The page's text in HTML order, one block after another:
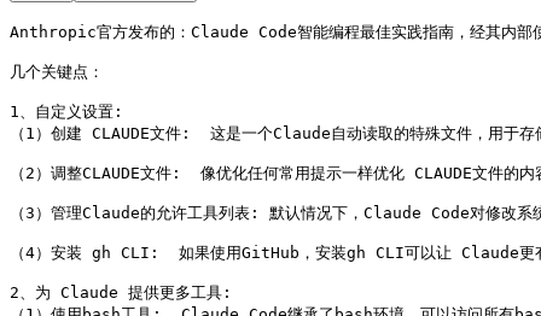
Anthropic官方发布的：Claude Code智能编程最佳实践指南，经其内部
几个关键点：
1、自定义设置:
（1）创建 CLAUDE文件:  这是一个Claude自动读取的特殊文件，用于
（2）调整CLAUDE文件:  像优化任何常用提示一样优化 CLAUDE文件
（3）管理Claude的允许工具列表: 默认情况下，Claude Code对修改系
（4）安装 gh CLI:  如果使用GitHub，安装gh CLI可以让 Claude更
2、为 Claude 提供更多工具: